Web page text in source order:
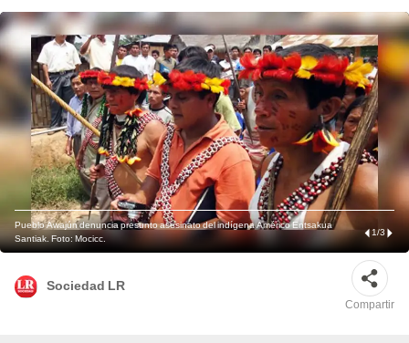
Pueblo Awajún denuncia presunto asesinato del indígena Américo Entsakua
Santiak. Foto: Mocicc.
1/3
Sociedad LR
Compartir